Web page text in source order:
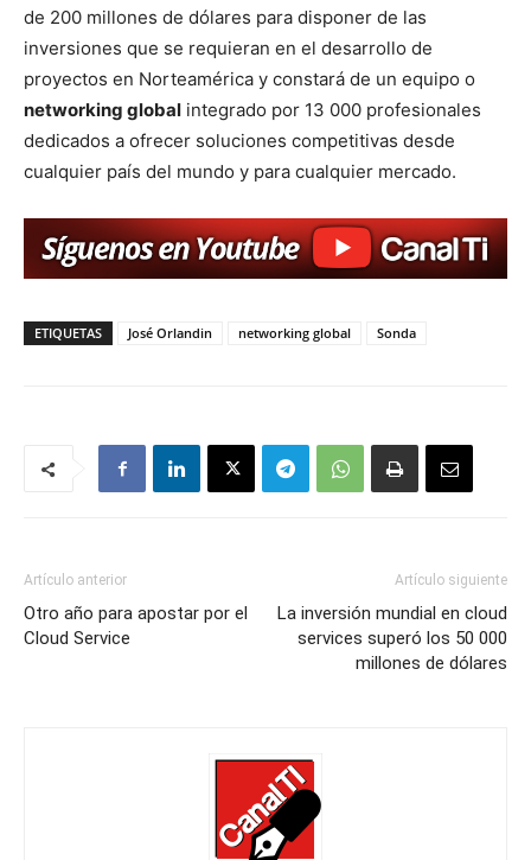
de 200 millones de dólares para disponer de las
inversiones que se requieran en el desarrollo de
proyectos en Norteamérica y constará de un equipo o
networking global integrado por 13 000 profesionales
dedicados a ofrecer soluciones competitivas desde
cualquier país del mundo y para cualquier mercado.
ETIQUETAS José Orlandin networking global Sonda
Artículo anterior
Otro año para apostar por el
Cloud Service
Artículo siguiente
La inversión mundial en cloud
services superó los 50 000
millones de dólares